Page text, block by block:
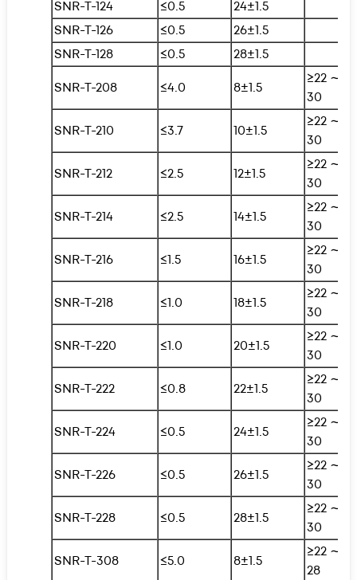
SNR-T-124 ≤0.5
24±1.5
SNR-T-126
≤0.5
26±1.5
SNR-T-128
≤0.5
28±1.5
SNR-T-208
≤4.0 8±1.5
≥22 ∼
30
SNR-T-210
≤3.7 10±1.5
≥22 ∼
30
SNR-T-212
≤2.5 12±1.5
≥22 ∼
30
SNR-T-214
≤2.5 14±1.5
≥22 ∼
30
SNR-T-216
≤1.5 16±1.5
≥22 ∼
30
SNR-T-218
≤1.0 18±1.5
≥22 ∼
30
SNR-T-220
≤1.0 20±1.5
≥22 ∼
30
SNR-T-222
≤0.8 22±1.5
≥22 ∼
30
SNR-T-224
≤0.5 24±1.5
≥22 ∼
30
SNR-T-226
≤0.5 26±1.5
≥22 ∼
30
SNR-T-228
≤0.5 28±1.5
≥22 ∼
30
SNR-T-308
≤5.0 8±1.5
≥22 ∼
28